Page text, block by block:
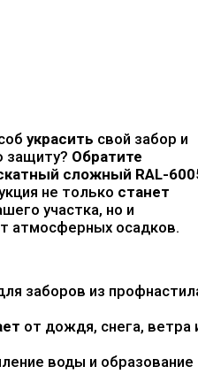
украсить свой забор и
защиту? Обратите
сложный RAL-
не только станет
участка, но и
атмосферных осадков.
заборов из
от дождя, снега, ветра
воды и образование